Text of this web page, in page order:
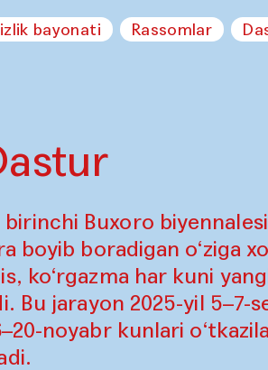
bayonati Rassomlar
Buxoro
boyib boradigan o‘ziga
ko‘rgazma har kuni
Bu jarayon 2025-yil 5–7-
noyabr kunlari